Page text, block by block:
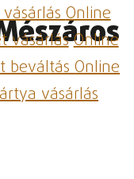
Online
vásárlásOnline
beváltásOnline
vásárlás